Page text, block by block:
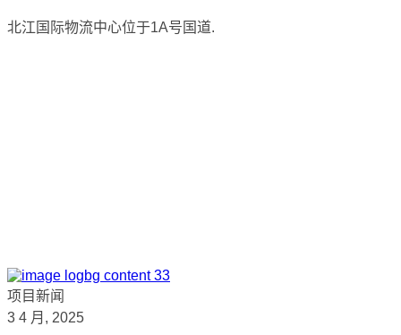
北江国际物流中心位于1A号国道.
项目新闻
3 4 月, 2025